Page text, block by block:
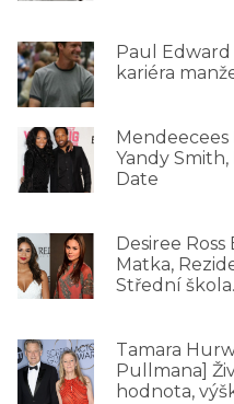
Paul
kariéra
Mendeecees
Yandy Smith,
Date
Desiree Ross
Matka,
Střední škola.
Tamara
Pullmana]
hodnota,